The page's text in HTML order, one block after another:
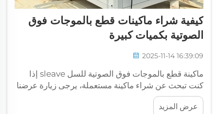
كيفية شراء ماكينات قطع بالموجات فوق
الصوتية بكميات كبيرة
2025-11-14 16:39:09
ماكينة قطع بالموجات فوق الصوتية للسل sleave إذا
كنت تبحث عن شراء ماكينة مستعملة، يرجى زيارة عرضنا
المخصص أدناه. اضغط هنا للعثور على جملة ماكينة القص
بالموجات فوق الصوتية، لدينا الماكينة المناسبة لك لدى
عرض المزيد